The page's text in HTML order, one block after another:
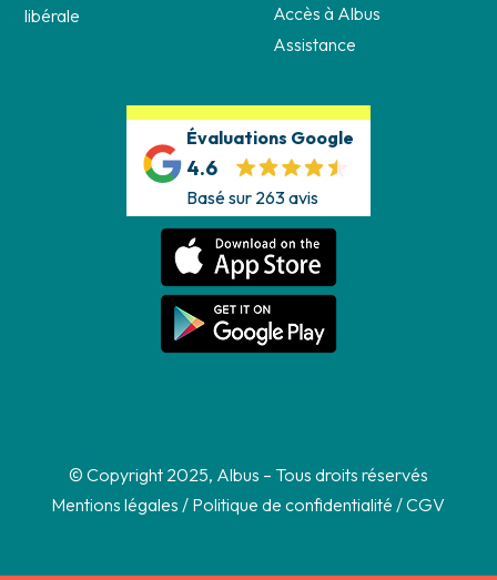
libérale
Accès à Albus
Assistance
Évaluations Google
4.6
Basé sur 263 avis
© Copyright 2025, Albus – Tous droits réservés
Mentions légales / Politique de confidentialité /CGV